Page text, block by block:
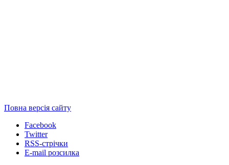
Повна версія сайту
Facebook
Twitter
RSS-стрічки
E-mail розсилка